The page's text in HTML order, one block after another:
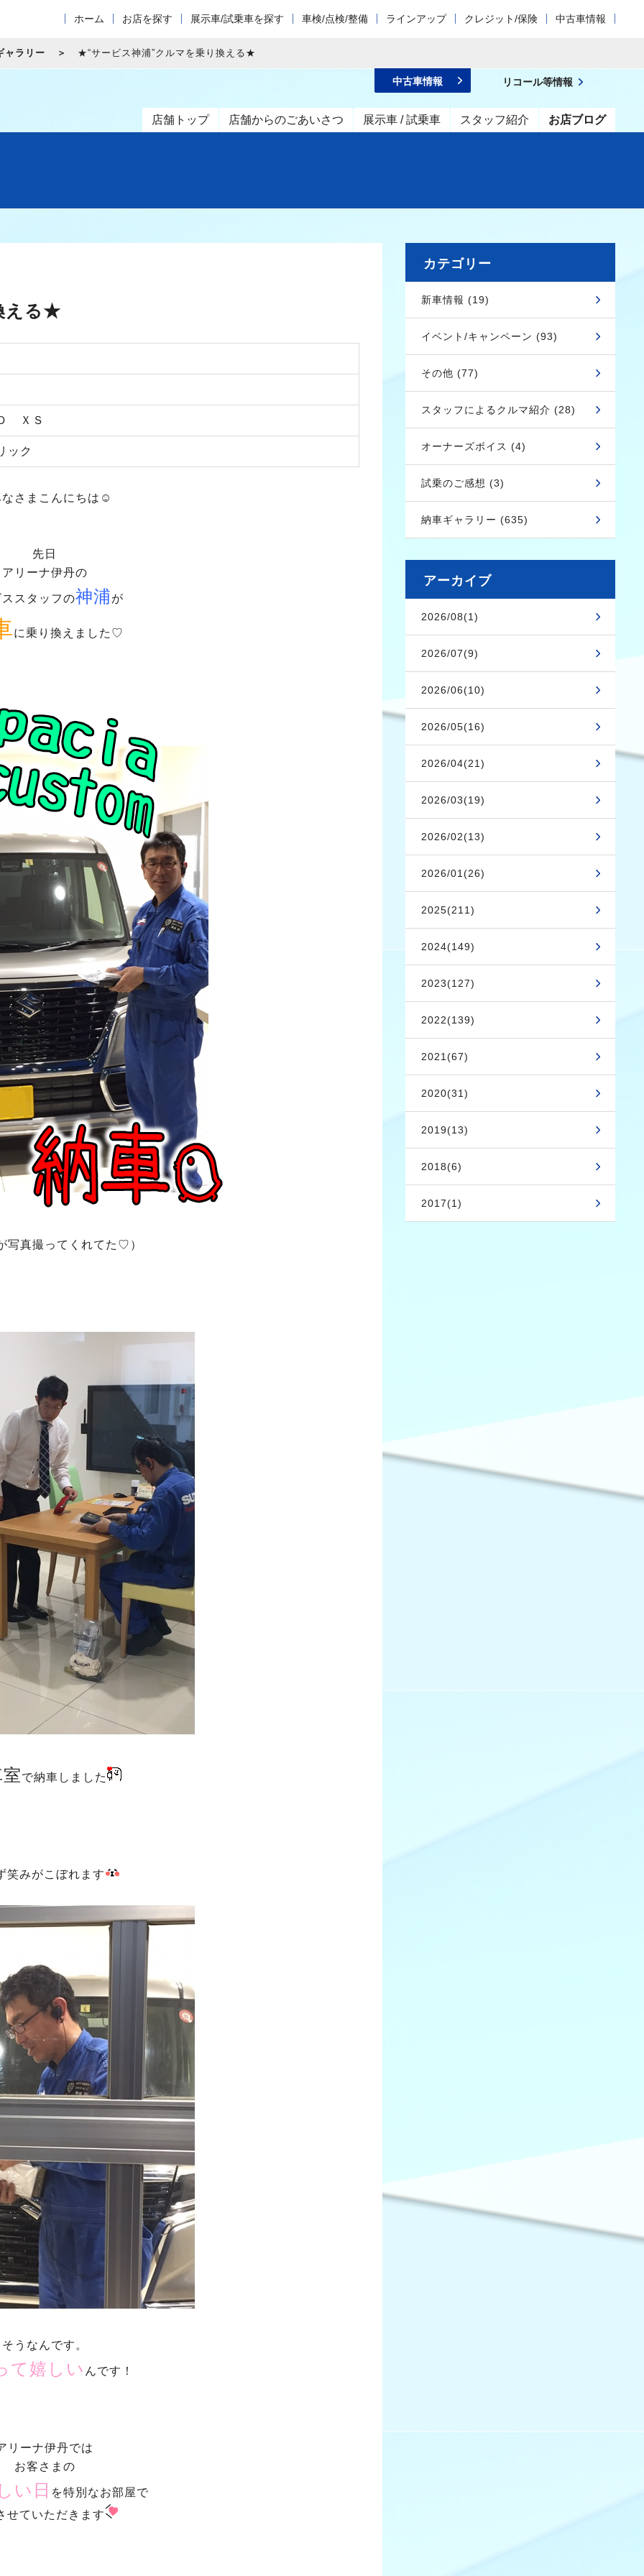
ホーム お店を探す 展示車/試乗車を探す 車検/点検/整備 ラインアップ クレジット/保険 中古車情報
ャラリー ★“サービス神浦”クルマを乗り換える★
店舗トップ 店舗からのごあいさつ 展示車 / 試乗車 スタッフ紹介 お店ブログ
中古車情報 リコール等情報
える★
ＸＳ
ック
さまこんにちは☺
先日
アリーナ伊丹の
スタッフの神浦が
に乗り換えました♡
写真撮ってくれてた♡）
で納車しました
笑みがこぼれます
そうなんです。
て嬉しい んです！
リーナ伊丹では
お客さまの
い日 を特別なお部屋で
せていただきます
カテゴリー
新車情報 (19)
イベント/キャンペーン (93)
その他 (77)
スタッフによるクルマ紹介 (28)
オーナーズボイス (4)
試乗のご感想 (3)
納車ギャラリー (635)
アーカイブ
2026/08(1)
2026/07(9)
2026/06(10)
2026/05(16)
2026/04(21)
2026/03(19)
2026/02(13)
2026/01(26)
2025(211)
2024(149)
2023(127)
2022(139)
2021(67)
2020(31)
2019(13)
2018(6)
2017(1)